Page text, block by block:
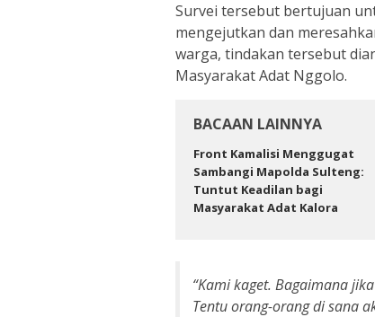
Survei tersebut bertujuan
mengejutkan dan
warga, tindakan tersebut
Masyarakat Adat Nggolo.
BACAAN LAINNYA
Front Kamalisi Menggugat
Sambangi Mapolda Sulteng:
Tuntut Keadilan bagi
Masyarakat Adat Kalora
“Kami kaget. Bagaimana
Tentu orang-orang di sana